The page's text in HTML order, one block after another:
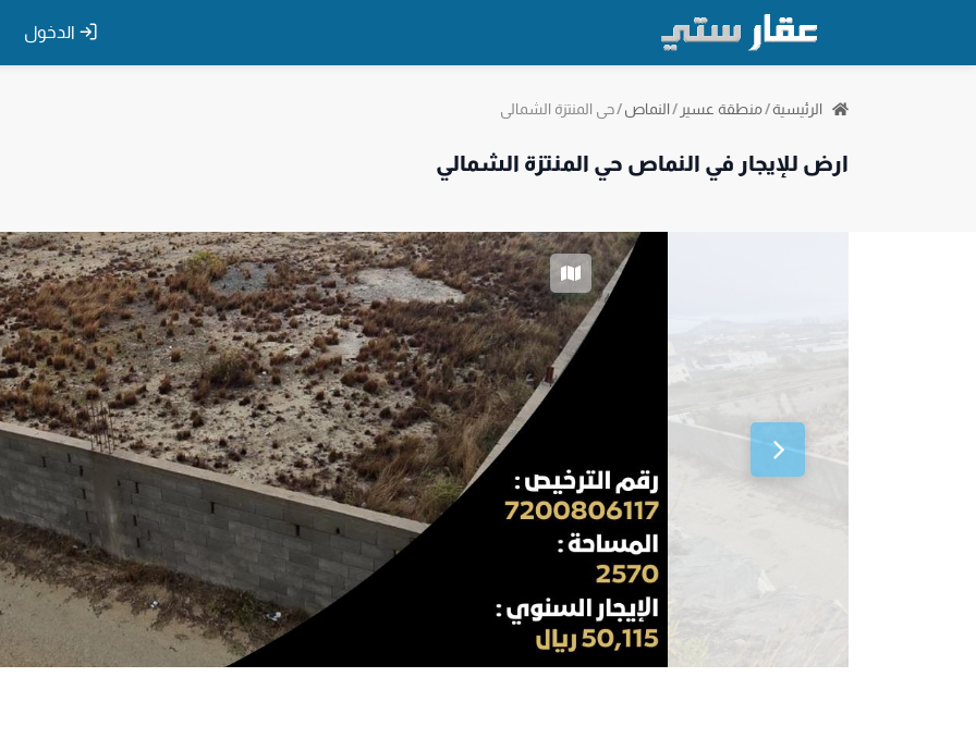
الدخول
الرئيسية/منطقة عسير /النماص/حي المنتزة الشمالي
ارض للإيجار في النماص حي المنتزة الشمالي